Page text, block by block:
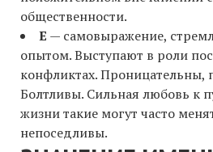
общественности.
Е — самовыражение,
опытом. Выступают в роли
конфликтах.
Болтливы. Сильная любовь к
жизни такие могут часто
непоседливы.